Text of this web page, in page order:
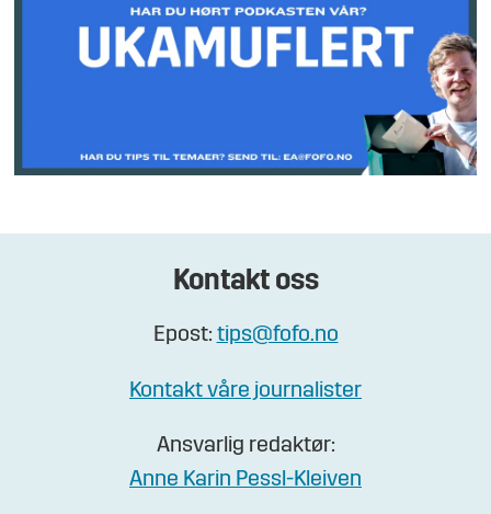
Kontakt oss
Epost: tips@fofo.no
Kontakt våre journalister
Ansvarlig redaktør:
Anne Karin Pessl-Kleiven